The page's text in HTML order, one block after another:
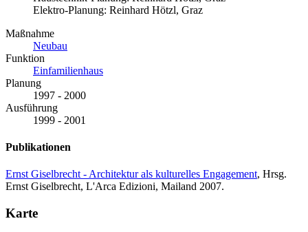
Elektro-Planung: Reinhard Hötzl, Graz
Maßnahme
Neubau
Funktion
Einfamilienhaus
Planung
1997 - 2000
Ausführung
1999 - 2001
Publikationen
Ernst Giselbrecht - Architektur als kulturelles Engagement, Hrsg.
Ernst Giselbrecht, L'Arca Edizioni, Mailand 2007.
Karte